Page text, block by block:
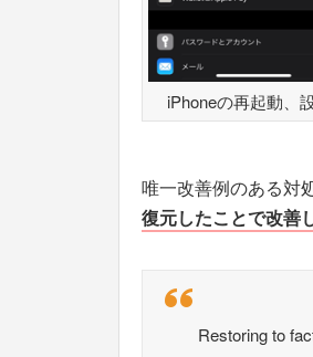
iPhoneの再起動、
唯一改善例のある対
復元したことで改善
Restoring to